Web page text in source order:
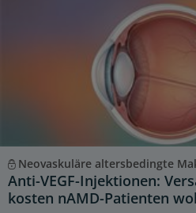
Neovaskuläre altersbedingte
Anti-VEGF-Injektionen:
kosten nAMD-Patienten